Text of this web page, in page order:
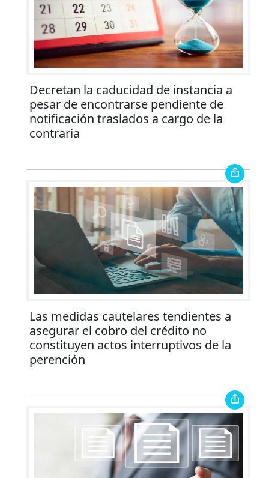
Decretan la caducidad de instancia a
pesar de encontrarse pendiente de
notificación traslados a cargo de la
contraria
Las medidas cautelares tendientes a
asegurar el cobro del crédito no
constituyen actos interruptivos de la
perención